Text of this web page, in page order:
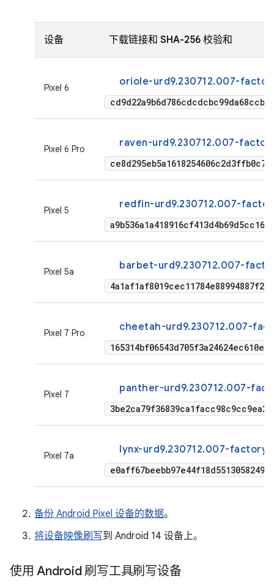
设备 下载链接和 SHA-256 校验和
Pixel 6 oriole-urd9.230712.007-
Pixel 6 Pro raven-urd9.230712.007-
Pixel 5 redfin-urd9.230712.007-
Pixel 5a barbet-urd9.230712.007-
Pixel 7 Pro cheetah-urd9.230712.007-
Pixel 7 panther-urd9.230712.007-
Pixel 7a lynx-urd9.230712.007-
备份 Android Pixel 设备的数据。
将设备映像刷写到 Android 14 设备上。
使用 Android 刷写工具刷写设备